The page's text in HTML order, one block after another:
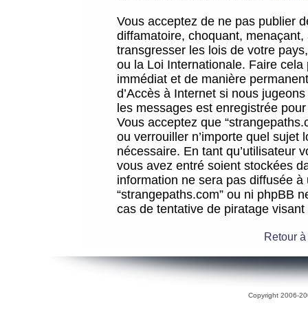
Vous acceptez de ne pas publier
diffamatoire, choquant,
transgresser les lois de votre
ou la Loi Internationale. Faire
immédiat et de manière
d’Accès à Internet si nous
les messages est enregistrée
Vous acceptez que
ou verrouiller n’importe quel sujet
nécessaire. En tant qu’utilisateur
vous avez entré soient stockées
information ne sera pas diffusée
“strangepaths.com” ou ni phpBB
cas de tentative de piratage
Retour
Copyright 2006-